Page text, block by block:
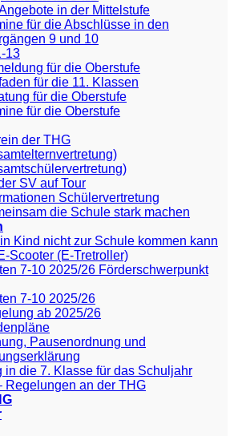
in der Mittelstufe
für die Abschlüsse in den
9 und 10
13
für die Oberstufe
für die 11. Klassen
für die Oberstufe
für die Oberstufe
der THG
SV auf Tour
Schülervertretung
die Schule stark machen
Kind nicht zur Schule kommen kann
Scooter (E-Tretroller)
7-10 2025/26 Förderschwerpunkt
7-10 2025/26
ab 2025/26
Pausenordnung und
in die 7. Klasse für das Schuljahr
Regelungen an der THG